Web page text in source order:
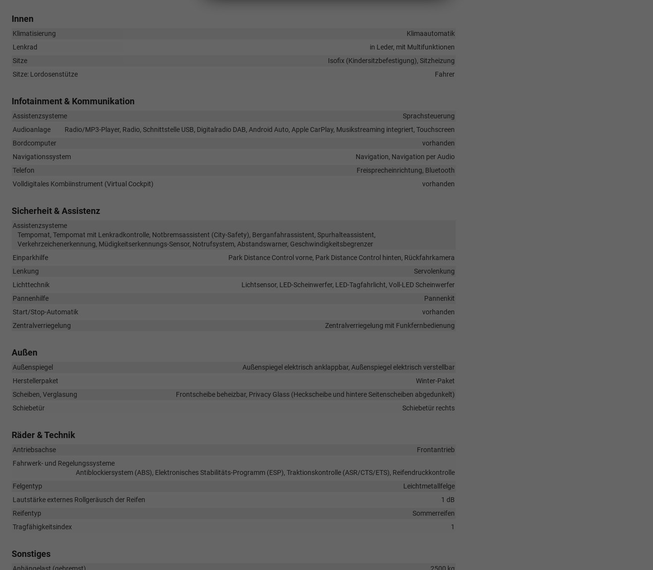
Innen
Klimatisierung
Klimaautomatik
Lenkrad
in Leder, mit Multifunktionen
Sitze
Isofix (Kindersitzbefestigung), Sitzheizung
Sitze: Lordosenstütze
Fahrer
Infotainment & Kommunikation
Assistenzsysteme
Sprachsteuerung
Audioanlage
Radio/MP3-Player, Radio, Schnittstelle USB, Digitalradio DAB, Android Auto, Apple CarPlay, Musikstreaming integriert, Touchscreen
Bordcomputer
vorhanden
Navigationssystem
Navigation, Navigation per Audio
Telefon
Freisprecheinrichtung, Bluetooth
Volldigitales Kombiinstrument (Virtual Cockpit)
vorhanden
Sicherheit & Assistenz
Assistenzsysteme
Tempomat, Tempomat mit Lenkradkontrolle, Notbremsassistent (City-Safety), Berganfahrassistent, Spurhalteassistent,
Verkehrzeichenerkennung, Müdigkeitserkennungs-Sensor, Notrufsystem, Abstandswarner, Geschwindigkeitsbegrenzer
Einparkhilfe
Park Distance Control vorne, Park Distance Control hinten, Rückfahrkamera
Lenkung
Servolenkung
Lichttechnik
Lichtsensor, LED-Scheinwerfer, LED-Tagfahrlicht, Voll-LED Scheinwerfer
Pannenhilfe
Pannenkit
Start/Stop-Automatik
vorhanden
Zentralverriegelung
Zentralverriegelung mit Funkfernbedienung
Außen
Außenspiegel
Außenspiegel elektrisch anklappbar, Außenspiegel elektrisch verstellbar
Herstellerpaket
Winter-Paket
Scheiben, Verglasung
Frontscheibe beheizbar, Privacy Glass (Heckscheibe und hintere Seitenscheiben abgedunkelt)
Schiebetür
Schiebetür rechts
Räder & Technik
Antriebsachse
Frontantrieb
Fahrwerk- und Regelungssysteme
Antiblockiersystem (ABS), Elektronisches Stabilitäts-Programm (ESP), Traktionskontrolle (ASR/CTS/ETS), Reifendruckkontrolle
Felgentyp
Leichtmetallfelge
Lautstärke externes Rollgeräusch der Reifen
1 dB
Reifentyp
Sommerreifen
Tragfähigkeitsindex
1
Sonstiges
Anhängelast (gebremst) 2500 kg